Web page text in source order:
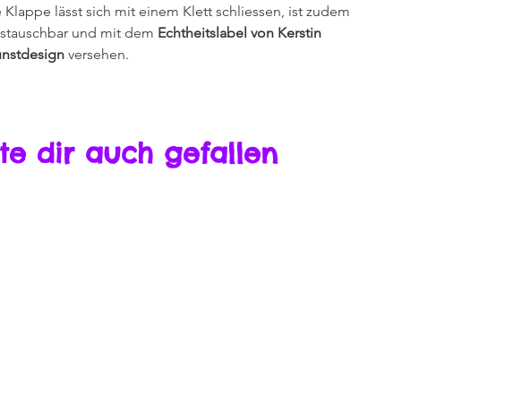
Klappe lässt sich mit einem Klett schliessen, ist zudem
und mit dem Echtheitslabel von Kerstin
versehen.
dir auch gefallen